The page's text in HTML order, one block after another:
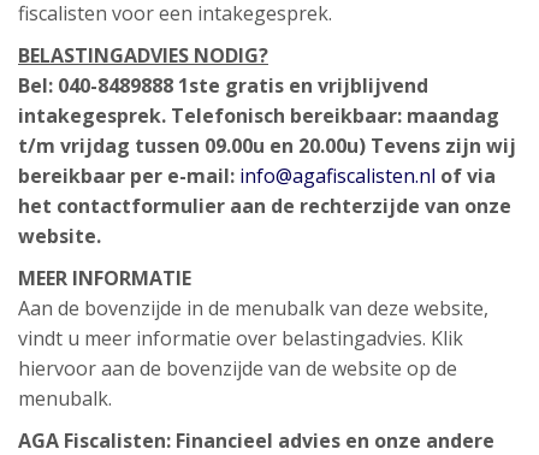
fiscalisten voor een intakegesprek.
BELASTINGADVIES NODIG?
Bel: 040-8489888 1ste gratis en vrijblijvend
intakegesprek. Telefonisch bereikbaar: maandag
t/m vrijdag tussen 09.00u en 20.00u) Tevens zijn wij
bereikbaar per e-mail: info@agafiscalisten.nl of via
het contactformulier aan de rechterzijde van onze
website.
MEER INFORMATIE
Aan de bovenzijde in de menubalk van deze website,
vindt u meer informatie over belastingadvies. Klik
hiervoor aan de bovenzijde van de website op de
menubalk.
AGA Fiscalisten: Financieel advies en onze andere